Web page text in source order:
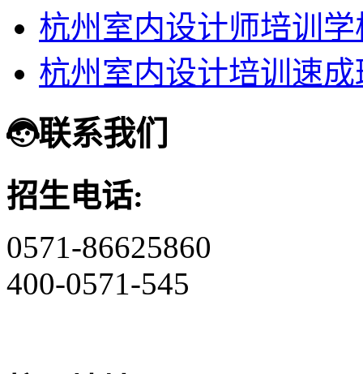
杭州室内设计师培训
杭州室内设计培训速成
联系我们
招生电话:
0571-86625860
400-0571-545